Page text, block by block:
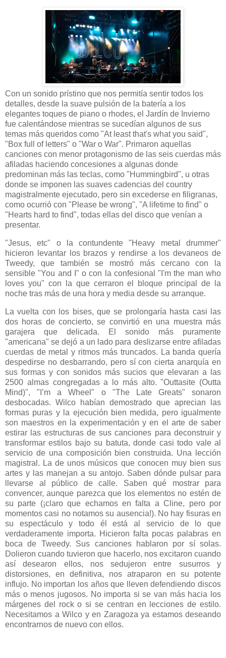
Con un sonido prístino que nos permitía sentir todos los
detalles, desde la suave pulsión de la batería a los
elegantes toques de piano o rhodes, el Jardín de Invierno
fue calentándose mientras se sucedían algunos de sus
temas más queridos como "At least that's what you said",
"Box full of letters" o "War o War". Primaron aquellas
canciones con menor protagonismo de las seis cuerdas más
afiladas haciendo concesiones a algunas donde
predominan más las teclas, como "Hummingbird", u otras
donde se imponen las suaves cadencias del country
magistralmente ejecutado, pero sin excederse en filigranas,
como ocurrió con "Please be wrong", "A lifetime to find" o
"Hearts hard to find", todas ellas del disco que venían a
presentar.
"Jesus, etc" o la contundente "Heavy metal drummer"
hicieron levantar los brazos y rendirse a los devaneos de
Tweedy, que también se mostró más cercano con la
sensible "You and I" o con la confesional "I'm the man who
loves you" con la que cerraron el bloque principal de la
noche tras más de una hora y media desde su arranque.
La vuelta con los bises, que se prolongaría hasta casi las
dos horas de concierto, se convirtió en una muestra más
garajera que delicada. El sonido más puramente
"americana" se dejó a un lado para deslizarse entre afiladas
cuerdas de metal y ritmos más truncados. La banda quería
despedirse no desbarrando, pero sí con cierta anarquía en
sus formas y con sonidos más sucios que elevaran a las
2500 almas congregadas a lo más alto. "Outtasite (Outta
Mind)", "I’m a Wheel" o "The Late Greats" sonaron
desbocadas. Wilco habían demostrado que aprecian las
formas puras y la ejecución bien medida, pero igualmente
son maestros en la experimentación y en el arte de saber
estirar las estructuras de sus canciones para deconstruir y
transformar estilos bajo su batuta, donde casi todo vale al
servicio de una composición bien construida. Una lección
magistral. La de unos músicos que conocen muy bien sus
artes y las manejan a su antojo. Saben dónde pulsar para
llevarse al público de calle. Saben qué mostrar para
convencer, aunque parezca que los elementos no estén de
su parte (¡claro que echamos en falta a Cline, pero por
momentos casi no notamos su ausencia!). No hay fisuras en
su espectáculo y todo él está al servicio de lo que
verdaderamente importa. Hicieron falta pocas palabras en
boca de Tweedy. Sus canciones hablaron por sí solas.
Dolieron cuando tuvieron que hacerlo, nos excitaron cuando
así desearon ellos, nos sedujeron entre susurros y
distorsiones, en definitiva, nos atraparon en su potente
influjo. No importan los años que lleven defendiendo discos
más o menos jugosos. No importa si se van más hacia los
márgenes del rock o si se centran en lecciones de estilo.
Necesitamos a Wilco y en Zaragoza ya estamos deseando
encontrarnos de nuevo con ellos.